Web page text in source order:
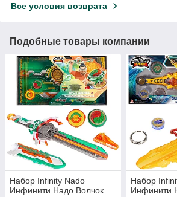
Все условия возврата
Подобные товары компании
Набор Infinity Nado
Инфинити Надо Волчок
Набор
Инфинити